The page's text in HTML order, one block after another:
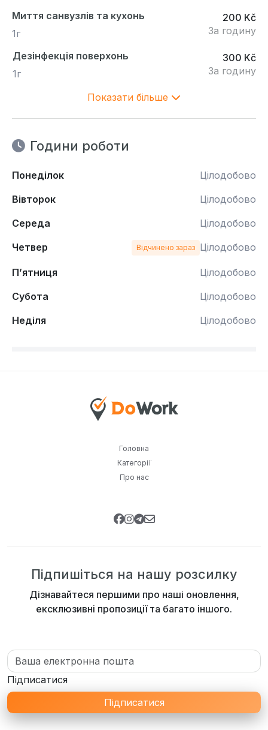
Миття санвузлів та кухонь
1г
200 Kč
За годину
Дезінфекція поверхонь
1г
300 Kč
За годину
Показати більше
Години роботи
Понеділок
Цілодобово
Вівторок
Цілодобово
Середа
Цілодобово
Четвер
Відчинено зараз Цілодобово
П’ятниця
Цілодобово
Субота
Цілодобово
Неділя
Цілодобово
Головна
Категорії
Про нас
Підпишіться на нашу розсилку
Дізнавайтеся першими про наші оновлення,
ексклюзивні пропозиції та багато іншого.
Підписатися
Підписатися